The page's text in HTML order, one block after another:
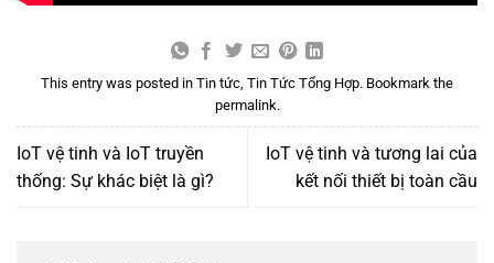
This entry was posted in Tin tức Tin Tức Tổng Hợp. Bookmark the
permalink.
IoT vệ tinh và IoT truyền
thống: Sự khác biệt là gì?
IoT vệ tinh và tương lai của
kết nối thiết bị toàn cầu